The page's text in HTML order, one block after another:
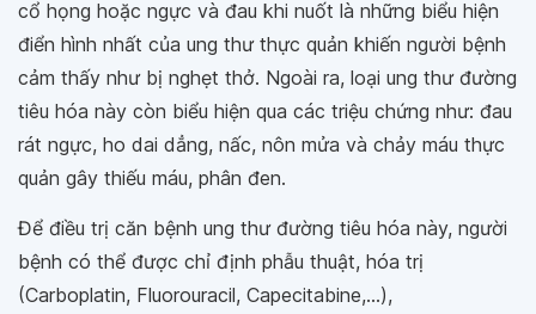
cổ họng hoặc ngực và đau khi nuốt là những biểu hiện
điển hình nhất của ung thư thực quản khiến người bệnh
cảm thấy như bị nghẹt thở. Ngoài ra, loại ung thư đường
tiêu hóa này còn biểu hiện qua các triệu chứng như: đau
rát ngực, ho dai dẳng, nấc, nôn mửa và chảy máu thực
quản gây thiếu máu, phân đen.
Để điều trị căn bệnh ung thư đường tiêu hóa này, người
bệnh có thể được chỉ định phẫu thuật, hóa trị
(Carboplatin, Fluorouracil, Capecitabine,...),